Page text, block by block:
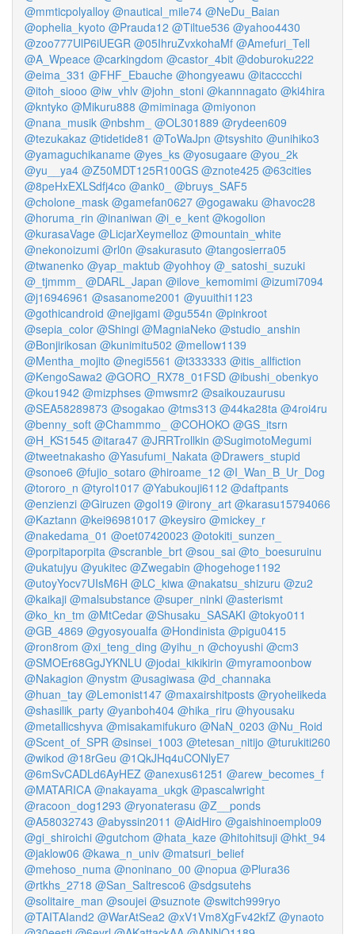
@mmticpolyalloy @nautical_mile74 @NeDu_Baian
@ophelia_kyoto @Prauda12 @Tiltue536 @yahoo4430
@zoo777UlP6iUEGR @05IhruZvxkohaMf @Amefuri_Tell
@A_Wpeace @carkingdom @castor_4bit @doburoku222
@eima_331 @FHF_Ebauche @hongyeawu @itacccchi
@itoh_siooo @iw_vhlv @john_stoni @kannnagato @ki4hira
@kntyko @Mikuru888 @miminaga @miyonon
@nana_musik @nbshm_ @OL301889 @rydeen609
@tezukakaz @tidetide81 @ToWaJpn @tsyshito @unihiko3
@yamaguchikaname @yes_ks @yosugaare @you_2k
@yu__ya4 @Z50MDT125R100GS @znote425 @63cities
@8peHxEXLSdfj4co @ank0_
@bruys_SAF5
@cholone_mask @gamefan0627 @gogawaku @havoc28
@horuma_rin @inaniwan @i_e_kent @kogolion
@kurasaVage @LicjarXeymelloz @mountain_white
@nekonoizumi @rl0n @sakurasuto @tangosierra05
@twanenko @yap_maktub @yohhoy @_satoshi_suzuki
@_tjmmm_
@DARL_Japan @ilove_kemomimi @izumi7094
@j16946961 @sasanome2001 @yuuithi1123
@gothicandroid @nejigami @gu554n @pinkroot
@sepia_color @Shingi @MagniaNeko @studio_anshin
@Bonjirikosan @kunimitu502 @mellow1139
@Mentha_mojito @negi5561 @t333333 @itis_allfiction
@KengoSawa2 @GORO_RX78_01FSD @ibushi_obenkyo
@kou1942 @mizphses @mwsmr2 @saikouzaurusu
@SEA58289873 @sogakao @tms313 @44ka28ta @4roi4ru
@benny_soft @Chammmo_ @COHOKO @GS_itsrn
@H_KS1545 @itara47 @JRRTrollkin @SugimotoMegumi
@tweetnakasho @Yasufumi_Nakata @Drawers_stupid
@sonoe6 @fujio_sotaro @hiroame_12 @I_Wan_B_Ur_Dog
@tororo_n @tyrol1017 @Yabukouji6112 @daftpants
@enzienzi @Giruzen @gol19 @irony_art @karasu15794066
@Kaztann @kei96981017 @keysiro @mickey_r
@nakedama_01 @oet07420023 @otokiti_sunzen_
@porpitaporpita @scranble_brt @sou_sai @to_boesuruinu
@ukatujyu @yukitec @Zwegabin @hogehoge1192
@utoyYocv7UIsM6H @LC_kiwa @nakatsu_shizuru @zu2
@kaikaji @malsubstance @super_ninki @asterismt
@ko_kn_tm @MtCedar @Shusaku_SASAKI @tokyo011
@GB_4869 @gyosyoualfa @Hondinista @pigu0415
@ron8rom @xi_teng_ding @yihu_n @choyushi @cm3
@SMOEr68GgJYKNLU @jodai_kikikirin @myramoonbow
@Nakagion @nystm @usagiwasa @d_channaka
@huan_tay @Lemonist147 @maxairshitposts @ryoheiikeda
@shasilik_party @yanboh404 @hika_riru @hyousaku
@metallicshyva @misakamifukuro @NaN_0203 @Nu_Roid
@Scent_of_SPR @sinsei_1003 @tetesan_nitijo @turukiti260
@wikod @18rGeu @1QkJHq4uCONlyE7
@6mSvCADLd6AyHEZ @anexus61251 @arew_becomes_f
@MATARICA @nakayama_ukgk @pascalwright
@racoon_dog1293 @ryonaterasu @Z__ponds
@A58032743 @abyssin2011 @AidHiro @gaishinoemplo09
@gi_shiroichi @gutchom @hata_kaze @hitohitsuji @hkt_94
@jaklow06 @kawa_n_univ @matsuri_belief
@mehoso_numa @noninano_00 @nopua @Plura36
@rtkhs_2718 @San_Saltresco6 @sdgsutehs
@solitaire_man @soujei @suznote @switch999ryo
@TAITAIand2 @WarAtSea2 @xV1Vm8XgFv42kfZ @ynaoto